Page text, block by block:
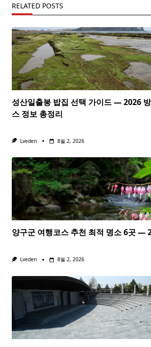
RELATED POSTS
성산일출봉 밥집 선택 가이드 — 2026
스 정보 총정리
Lveden 8월 2, 2026
양구군 여행코스 추천 최적 명소 6곳 —
Lveden 8월 2, 2026